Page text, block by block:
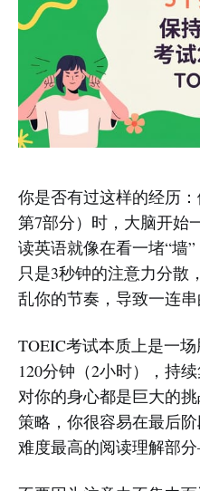
你是否有过这样的经历
第7部分）时，大脑开始
读英语就像在看一堵“墙
只是3秒钟的注意力分散
乱你的节奏，导致一连串
TOEIC考试本质上是一
120分钟（2小时），持
对你的身心都是巨大的
策略，你很容易在最后
难度最高的阅读理解部